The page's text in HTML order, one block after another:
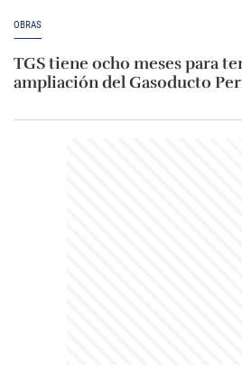
OBRAS
TGS tiene ocho meses para
ampliación del Gasoducto